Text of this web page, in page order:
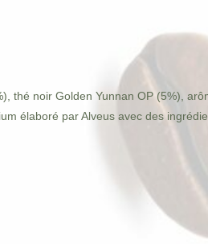
thé noir Golden Yunnan OP (5%),
élaboré par Alveus avec des